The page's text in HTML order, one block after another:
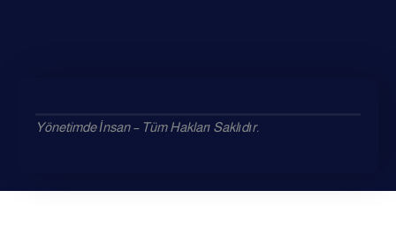
Yönetimde İnsan – Tüm Hakları Saklıdır.